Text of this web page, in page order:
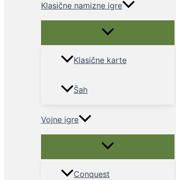
Klasične namizne igre
Menu
Klasične karte
Šah
Vojne igre
Menu
Conquest